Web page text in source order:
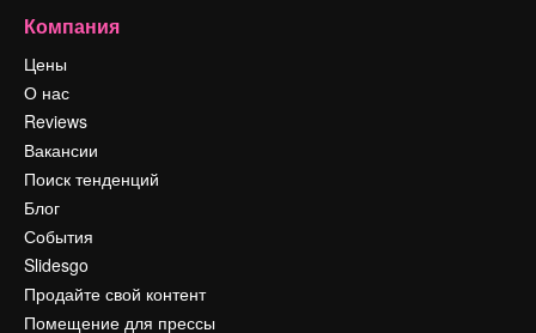
Компания
Цены
О нас
Reviews
Вакансии
Поиск тенденций
Блог
События
Slidesgo
Продайте свой контент
Помещение для прессы